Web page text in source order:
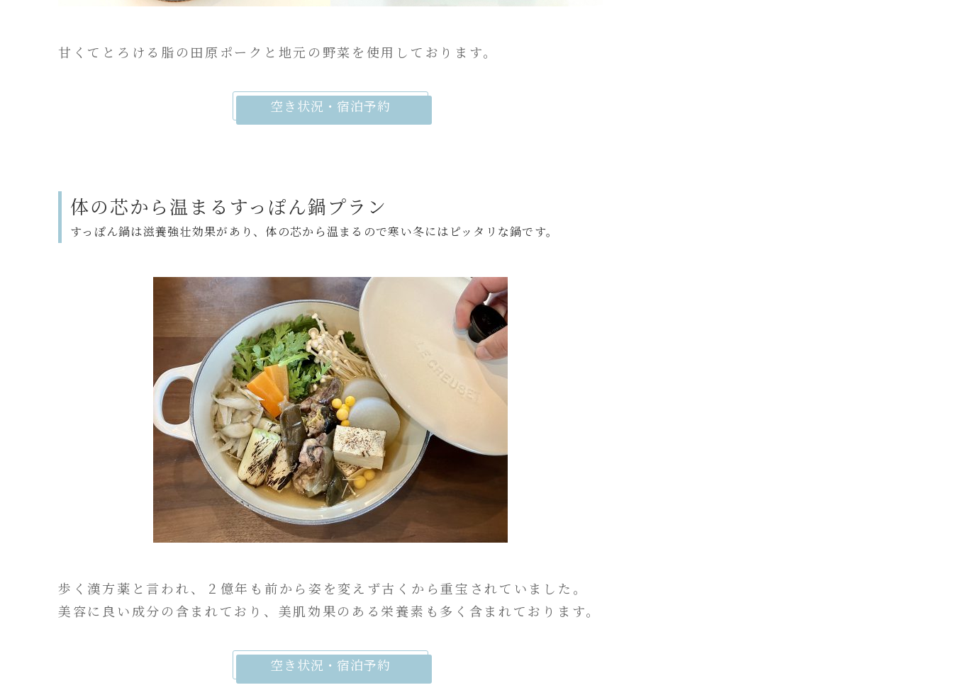
甘くてとろける脂の田原ポークと地元の野菜を使用しております。
空き状況・宿泊予約
体の芯から温まる すっ ぽん鍋プラン
すっぽん鍋は滋養強壮効果があり、体の芯から温まるので寒い冬にはピッタリな鍋です。
歩く漢方薬と言われ、２億年も前から姿を変えず古くから重宝されていました。
美容に良い成分の含まれており、美肌効果のある栄養素も多く含まれております。
空き状況・宿泊予約